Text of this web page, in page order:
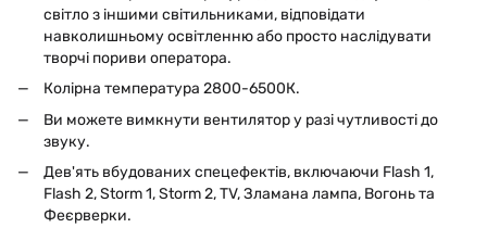
світло з іншими світильниками, відповідати
навколишньому освітленню або просто наслідувати
творчі пориви оператора.
Колірна температура 2800-6500К.
Ви можете вимкнути вентилятор у разі чутливості до
звуку.
Дев'ять вбудованих спецефектів, включаючи Flash 1,
Flash 2, Storm 1, Storm 2, TV, Зламана лампа, Вогонь та
Феєрверки.